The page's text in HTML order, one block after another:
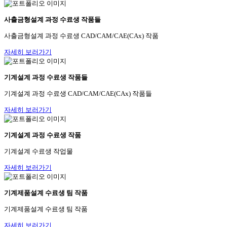
사출금형설계 과정 수료생 작품들
사출금형설계 과정 수료생 CAD/CAM/CAE(CAx) 작품
자세히 보러가기
기계설계 과정 수료생 작품들
기계설계 과정 수료생 CAD/CAM/CAE(CAx) 작품들
자세히 보러가기
기계설계 과정 수료생 작품
기계설계 수료생 작업물
자세히 보러가기
기계제품설계 수료생 팀 작품
기계제품설계 수료생 팀 작품
자세히 보러가기